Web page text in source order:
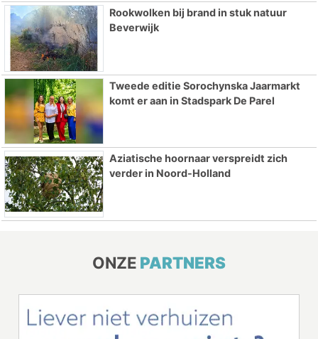
Rookwolken bij brand in stuk natuur
Beverwijk
Tweede editie Sorochynska Jaarmarkt
komt er aan in Stadspark De Parel
Aziatische hoornaar verspreidt zich
verder in Noord-Holland
ONZE PARTNERS